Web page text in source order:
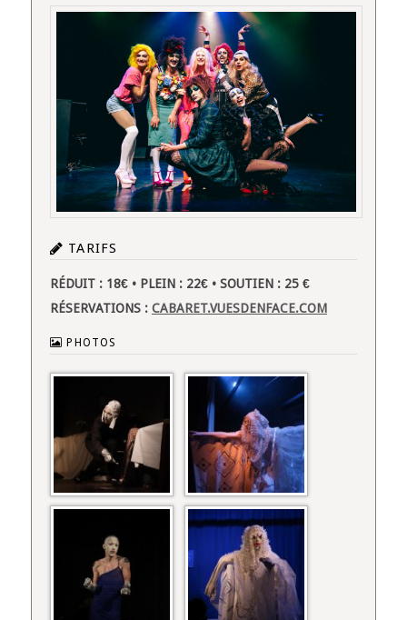
TARIFS
RÉDUIT : 18€ • PLEIN : 22€ • SOUTIEN : 25 €
RÉSERVATIONS : CABARET.VUESDENFACE.COM
PHOTOS